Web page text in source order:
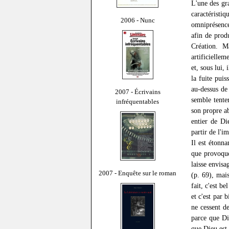
2006 - Nunc
2007 - Écrivains
infréquentables
2007 - Enquête sur le roman
L'une des
afin de
Création.
et, sous lui,
la fuite
au-dessus
semble
son propre
entier de
partir de
Il est
que
laisse
(p. 69),
fait, c'est
et c'est par
ne cessent
parce que